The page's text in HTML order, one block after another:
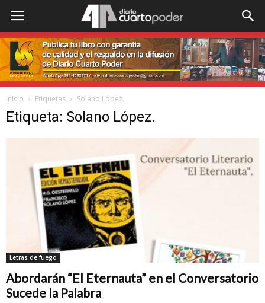
Inicio Etiquetas Solano López.
Etiqueta: Solano López.
Letras de fuego
Abordarán “El Eternauta” en el Conversatorio
Sucede la Palabra